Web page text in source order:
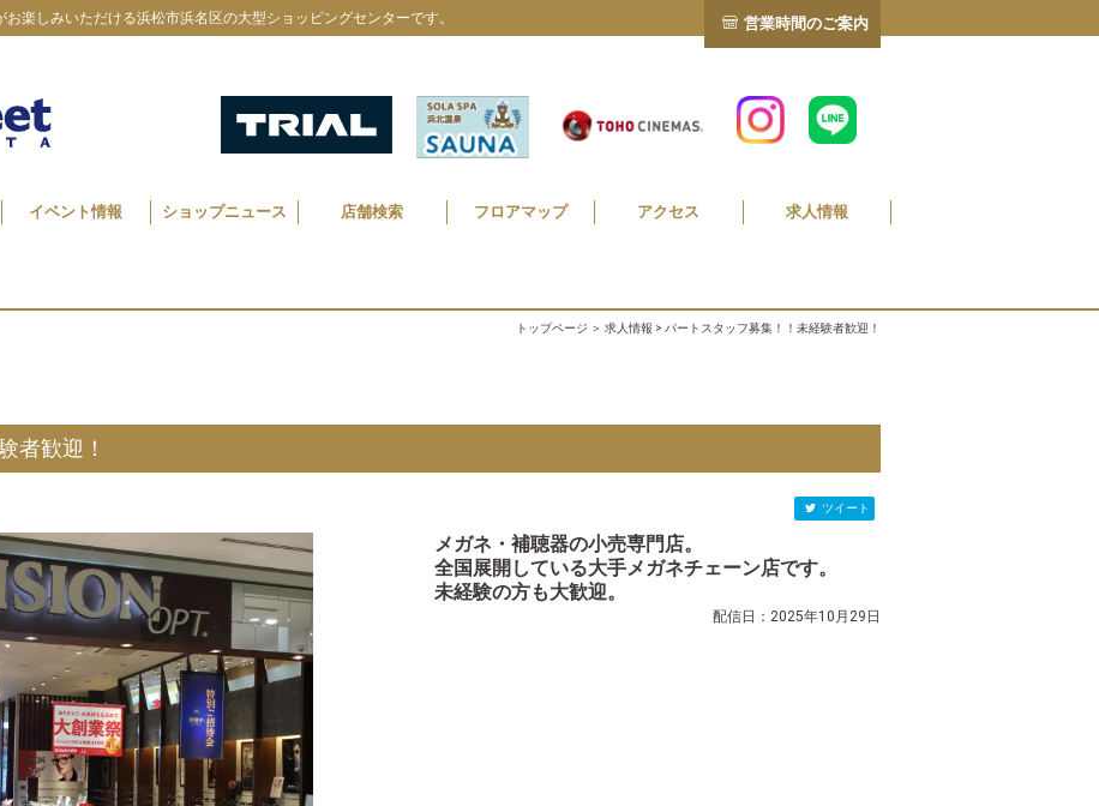
楽しみいただける浜松市浜名区の大型ショッピングセンターです。 営業時間のご案内
イベント情報 ショップニュース 店舗検索 フロアマップ アクセス 求人情報
トップページ ＞ 求人情報 > パートスタッフ募集！！未経験者歓迎！
者歓迎！
ツイート
メガネ・補聴器の小売専門店。
全国展開している大手メガネチェーン店です。
未経験の方も大歓迎。
配信日：2025年10月29日